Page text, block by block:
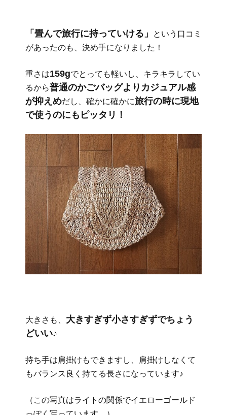
「畳んで旅行に持っていける」
という口コミ
があったのも、決め手になりました！
重さは159gでとっても軽いし、キラキラしてい
るから普通のかごバッグよりカジュアル感
が抑えめだし、確かに確かに旅行の時に現地
で使うのにもピッタリ！
大きさも、 大きすぎず小さすぎずでちょう
どいい♪
持ち手は肩掛けもできますし、肩掛けしなくて
もバランス良く持てる長さになっています♪
（この写真はライトの関係でイエローゴールド